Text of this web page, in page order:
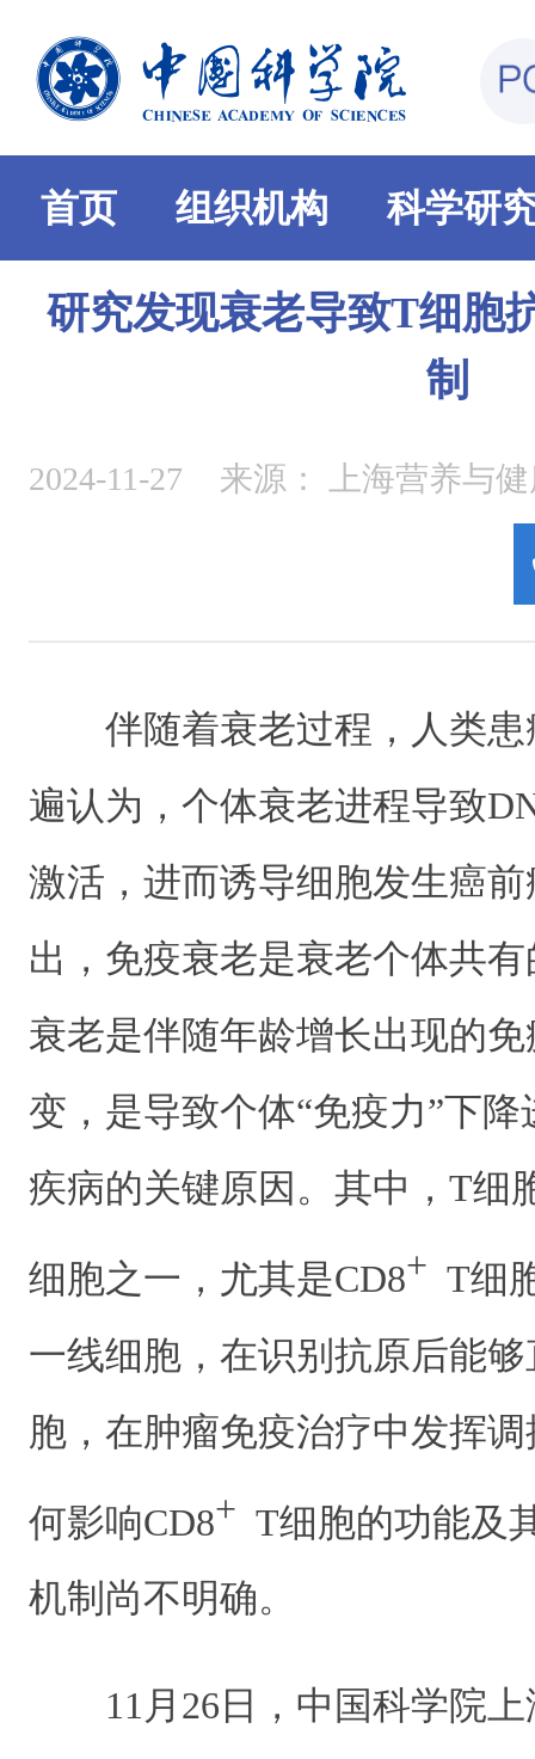
首页 组织机构 科学研
研究发现衰老导致T细胞
制
2024-11-27 来源： 上海营养与
伴随着衰老过程，人类
遍认为，个体衰老进程导致
激活，进而诱导细胞发生癌
出，免疫衰老是衰老个体共
衰老是伴随年龄增长出现的
变，是导致个体“免疫力”下
疾病的关键原因。其中，T细
细胞之一，尤其是CD8+ T细
一线细胞，在识别抗原后能
胞，在肿瘤免疫治疗中发挥
何影响CD8+ T细胞的功能及
机制尚不明确。
11月26日，中国科学院